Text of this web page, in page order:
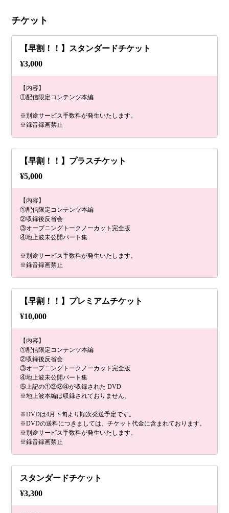
チケット
【早割！！】スタンダードチケット
¥3,000
【内容】
①配信限定コンテンツ本編
※別途サービス手数料が発生いたします。
※録音録画禁止
【早割！！】プラスチケット
¥5,000
【内容】
①配信限定コンテンツ本編
②収録後反省会
③オープニングトークノーカット完全版
④地上波未公開パート集
※別途サービス手数料が発生いたします。
※録音録画禁止
【早割！！】プレミアムチケット
¥10,000
【内容】
①配信限定コンテンツ本編
②収録後反省会
③オープニングトークノーカット完全版
④地上波未公開パート集
⑤上記の①②③④が収録された DVD
※地上波本編は収録されておりません。
※DVDは4月下旬より順次発送予定です。
※DVDの送料につきましては、チケット代金に含まれております。
※別途サービス手数料が発生いたします。
※録音録画禁止
スタンダードチケット
¥3,300